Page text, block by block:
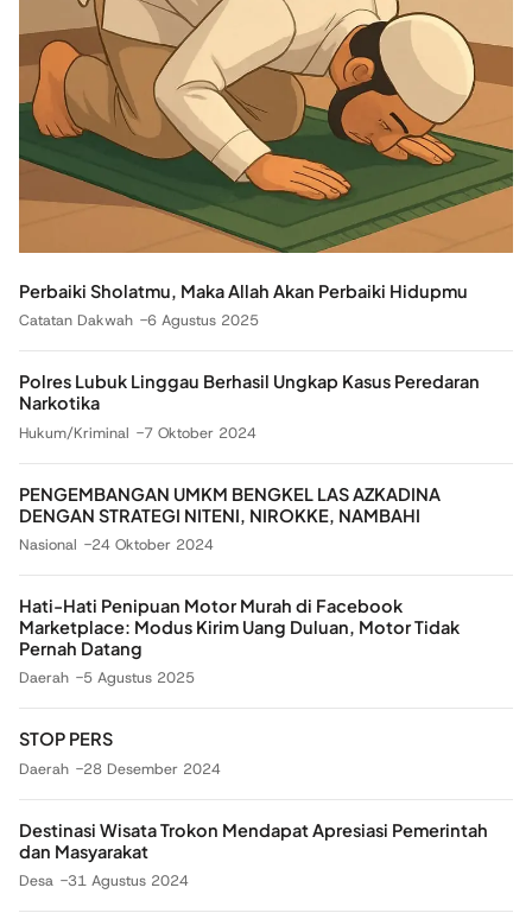
Perbaiki Sholatmu, Maka Allah Akan Perbaiki Hidupmu
Catatan Dakwah 6 Agustus 2025
Polres Lubuk Linggau Berhasil Ungkap Kasus Peredaran
Narkotika
Hukum/Kriminal 7 Oktober 2024
PENGEMBANGAN UMKM BENGKEL LAS AZKADINA
DENGAN STRATEGI NITENI, NIROKKE, NAMBAHI
Nasional 24 Oktober 2024
Hati-Hati Penipuan Motor Murah di Facebook
Marketplace: Modus Kirim Uang Duluan, Motor Tidak
Pernah Datang
Daerah 5 Agustus 2025
STOP PERS
Daerah 28 Desember 2024
Destinasi Wisata Trokon Mendapat Apresiasi Pemerintah
dan Masyarakat
Desa 31 Agustus 2024